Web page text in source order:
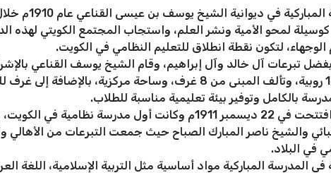
بدأت فكرة إنشاء
كوسيلة لمحو الأمية ونشر العلم، واستجاب المجتمع الكويتي لهذه
لتكون نقطة انطلاق للتعليم النظامي في الكويت.
تبرعات آل خالد وآل إبراهيم، وقام الشيخ يوسف القناعي
المبنى ثمانية أشهر، وبلغت تكاليفه نحو 16,000 روبية، وتألف المبنى من 8 غرف،
بالكامل وتوفير بيئة تعليمية مناسبة للطلاب.
المدرسة المباركية افتتحت في 22 ديسمبر 1911م وكانت أول
والشيخ ناصر المبارك الصباح حيث جمعت التبرعات من الأهالي
في البلاد.
المدرسة المباركية مواد أساسية مثل التربية الإسلامية، اللغة